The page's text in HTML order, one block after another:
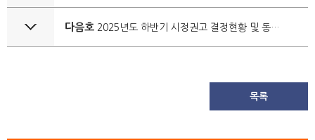
다음호 2025년도 하반기 시정권고 결정현황 및 동일 법익 반복 침해 시정권고 결정사항
목록